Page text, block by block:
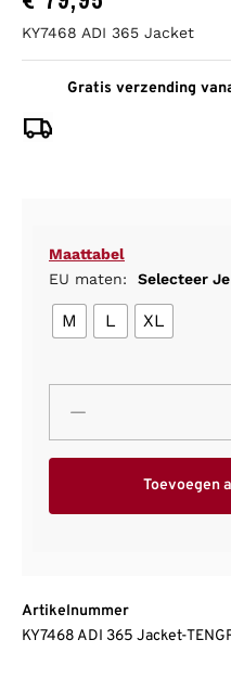
KY7468 ADI 365 Jacket
Gratis verzending
Maattabel
EU maten:
Selecteer
M L XL
Toevoegen
Artikelnummer
KY7468 ADI 365 Jacket-